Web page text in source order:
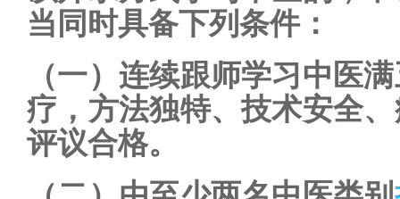
当同时具备下列条件：
（一）连续跟师学习中医
疗，方法独特、技术安全
评议合格。